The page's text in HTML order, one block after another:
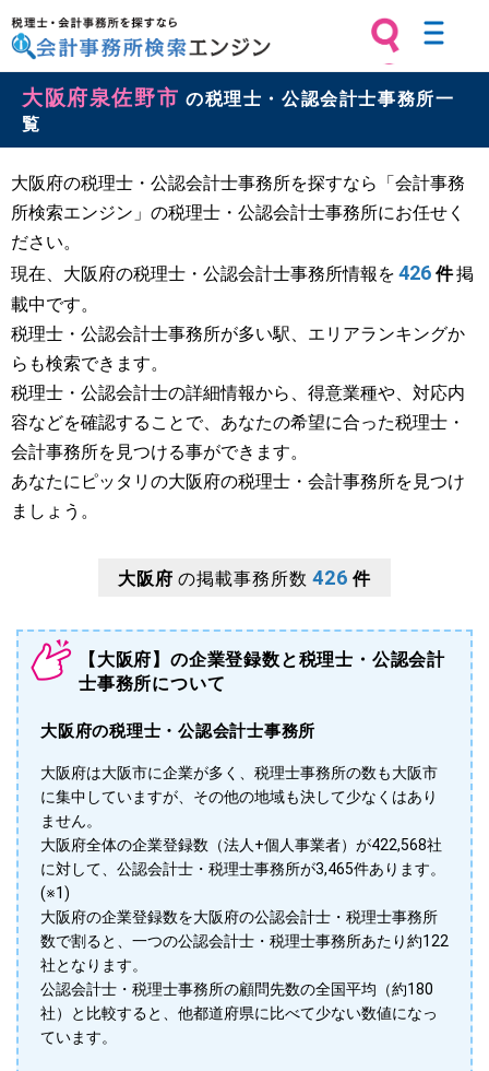
税理士・会計事務所を探すなら 会計
事務所検索エンジン
大阪府泉佐野市 の税理士・公認会計士事務所一
覧
大阪府の税理士・公認会計士事務所を探すなら「会計事務
所検索エンジン」の税理士・公認会計士事務所にお任せく
ださい。
現在、大阪府の税理士・公認会計士事務所情報を 426 件掲
載中です。
税理士・公認会計士事務所が多い駅、エリアランキングか
らも検索できます。
税理士・公認会計士の詳細情報から、得意業種や、対応内
容などを確認することで、あなたの希望に合った税理士・
会計事務所を見つける事ができます。
あなたにピッタリの大阪府の税理士・会計事務所を見つけ
ましょう。
大阪府 の掲載事務所数 426 件
【大阪府】の企業登録数と税理士・公認会計
士事務所について
大阪府の税理士・公認会計士事務所
大阪府は大阪市に企業が多く、税理士事務所の数も大阪市
に集中していますが、その他の地域も決して少なくはあり
ません。
大阪府全体の企業登録数（法人+個人事業者）が422,568社
に対して、公認会計士・税理士事務所が3,465件あります。
(※1)
大阪府の企業登録数を大阪府の公認会計士・税理士事務所
数で割ると、一つの公認会計士・税理士事務所あたり約122
社となります。
公認会計士・税理士事務所の顧問先数の全国平均（約180
社）と比較すると、他都道府県に比べて少ない数値になっ
ています。